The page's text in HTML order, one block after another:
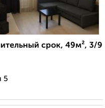
срок, 49м², 3/9
5